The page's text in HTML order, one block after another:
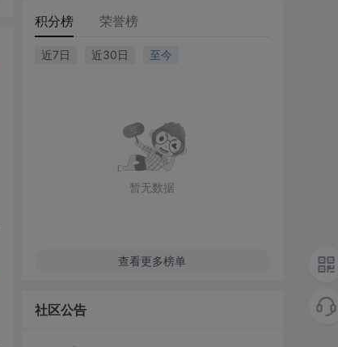
积分榜 荣誉榜
近7日 近30日 至今
暂无数据
查看更多榜单
社区公告